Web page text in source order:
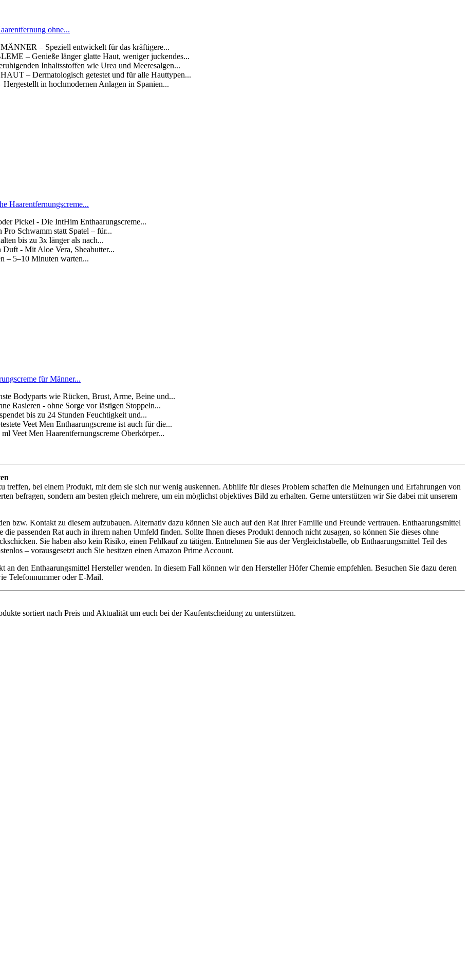
ohne...
– Speziell entwickelt für das kräftigere...
– Genieße länger glatte Haut, weniger juckendes...
Inhaltsstoffen wie Urea und Meeresalgen...
– Dermatologisch getestet und für alle Hauttypen...
in hochmodernen Anlagen in Spanien...
Haarentfernungscreme...
Pickel - Die IntHim Enthaarungscreme...
Schwamm statt Spatel – für...
bis zu 3x länger als nach...
Duft - Mit Aloe Vera, Sheabutter...
– 5–10 Minuten warten...
für Männer...
Bodyparts wie Rücken, Brust, Arme, Beine und...
Rasieren - ohne Sorge vor lästigen Stoppeln...
bis zu 24 Stunden Feuchtigkeit und...
Veet Men Enthaarungscreme ist auch für die...
Veet Men Haarentfernungscreme Oberkörper...
treffen, bei einem Produkt, mit dem sie sich nur wenig auskennen. Abhilfe für dieses Problem schaffen die Meinungen und Erfahrungen von
befragen, sondern am besten gleich mehrere, um ein möglichst objektives Bild zu erhalten. Gerne unterstützen wir Sie dabei mit unserem
bzw. Kontakt zu diesem aufzubauen. Alternativ dazu können Sie auch auf den Rat Ihrer Familie und Freunde vertrauen. Enthaarungsmittel
passenden Rat auch in ihrem nahen Umfeld finden. Sollte Ihnen dieses Produkt dennoch nicht zusagen, so können Sie dieses ohne
Sie haben also kein Risiko, einen Fehlkauf zu tätigen. Entnehmen Sie aus der Vergleichstabelle, ob Enthaarungsmittel Teil des
– vorausgesetzt auch Sie besitzen einen Amazon Prime Account.
an den Enthaarungsmittel Hersteller wenden. In diesem Fall können wir den Hersteller Höfer Chemie empfehlen. Besuchen Sie dazu deren
Telefonnummer oder E-Mail.
sortiert nach Preis und Aktualität um euch bei der Kaufentscheidung zu unterstützen.